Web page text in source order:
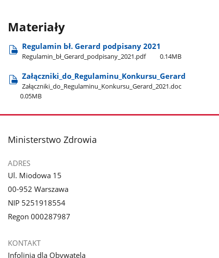
Materiały
Regulamin bł. Gerard podpisany 2021
Regulamin​_bł​_Gerard​_podpisany​_2021.pdf 0.14MB
Załączniki​_do​_Regulaminu​_Konkursu​_Gerard
Załączniki​_do​_Regulaminu​_Konkursu​_Gerard​_2021.doc
0.05MB
stopka
Ministerstwo Zdrowia
ADRES
Ul. Miodowa 15
00-952 Warszawa
NIP 5251918554
Regon 000287987
KONTAKT
Infolinia dla Obywatela